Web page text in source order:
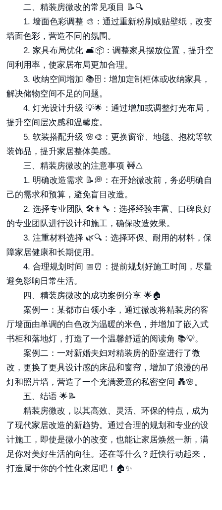
二、精装房微改的常见项目 📝🔍
1. 墙面色彩调整 🎨：通过重新粉刷或贴壁纸，改变
墙面色彩，营造不同的氛围。
2. 家具布局优化 🛋️📦：调整家具摆放位置，提升空
间利用率，使家居布局更加合理。
3. 收纳空间增加 📚🗄️：增加定制柜体或收纳家具，
解决储物空间不足的问题。
4. 灯光设计升级 💡🌟：通过增加或调整灯光布局，
提升空间层次感和温馨度。
5. 软装搭配升级 🌸🎨：更换窗帘、地毯、抱枕等软
装饰品，提升家居整体美感。
三、精装房微改的注意事项 🚧⚠️
1. 明确改造需求 📝💭：在开始微改前，务必明确自
己的需求和预算，避免盲目改造。
2. 选择专业团队 🛠️👨‍🔧：选择经验丰富、口碑良好
的专业团队进行设计和施工，确保改造效果。
3. 注重材料选择 🌿🔍：选择环保、耐用的材料，保
障家居健康和长期使用。
4. 合理规划时间 📅⏰：提前规划好施工时间，尽量
避免影响日常生活。
四、精装房微改的成功案例分享 🌟🏠
案例一：某都市白领小李，通过微改将精装房的客
厅墙面由单调的白色改为温暖的米色，并增加了嵌入式
书柜和落地灯，打造了一个温馨舒适的阅读角 📚💡。
案例二：一对新婚夫妇对精装房的卧室进行了微
改，更换了更具设计感的床品和窗帘，增加了浪漫的吊
灯和照片墙，营造了一个充满爱意的私密空间 💑🌸。
五、结语 🌟📝
精装房微改，以其高效、灵活、环保的特点，成为
了现代家居改造的新趋势。通过合理的规划和专业的设
计施工，即使是微小的改变，也能让家居焕然一新，满
足你对美好生活的向往。还在等什么？赶快行动起来，
打造属于你的个性化家居吧！🏠✨